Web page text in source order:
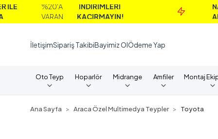
%20'A
İNDİRİMLERİ
KAÇIRMAYIN!
NAKİT
İletişimSipariş TakibiBayimiz OlÖdeme Yap
Oto Teyp Hoparlör Midrange Amfiler Montaj
Ana Sayfa Araca Özel Multimedya Teypler Toyota